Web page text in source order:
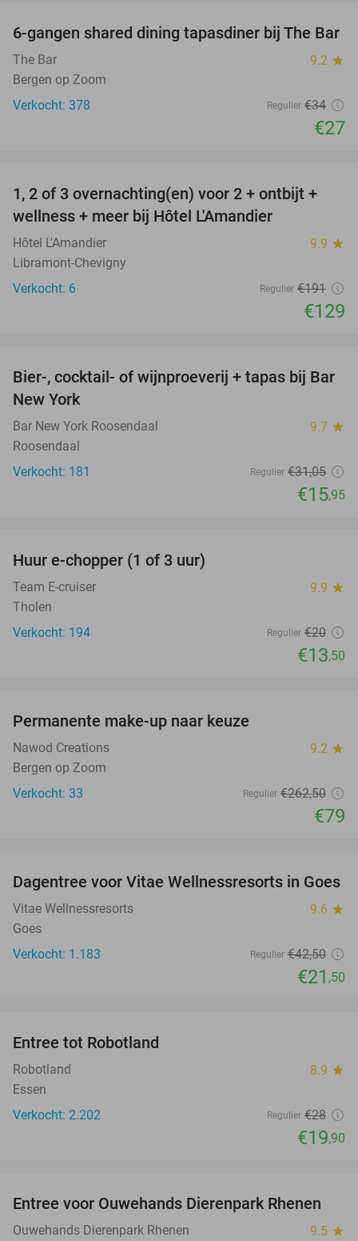
21%
6-gangen shared dining tapasdiner bij The Bar
The Bar 9.2 star
Bergen op Zoom
Verkocht: 378
Regulier €34
€27
32%
TODAY
1, 2 of 3 overnachting(en) voor 2 + ontbijt +
wellness + meer bij Hôtel L'Amandier
Hôtel L'Amandier 9.9 star
Libramont-Chevigny
Verkocht: 6
Regulier €191
€129
49%
Bier-, cocktail- of wijnproeverij + tapas bij Bar
New York
Bar New York Roosendaal 9.7 star
Roosendaal
Verkocht: 181
Regulier €31,05
€15,95
Huur e-chopper (1 of 3 uur)
Team E-cruiser 9.9 star
Tholen
Verkocht: 194
Regulier €20
€13,50
Permanente make-up naar keuze
Nawod Creations 9.2 star
Bergen op Zoom
Verkocht: 33
Regulier €262,50
€79
49%
Dagentree voor Vitae Wellnessresorts in Goes
Vitae Wellnessresorts 9.6 star
Goes
Verkocht: 1.183
Regulier €42,50
€21 ,50
Entree tot Robotland
Robotland 8.9 star
Essen
Verkocht: 2.202
Regulier €28
€19,90
19%
Entree voor Ouwehands Dierenpark Rhenen
Ouwehands Dierenpark Rhenen 9.5 star